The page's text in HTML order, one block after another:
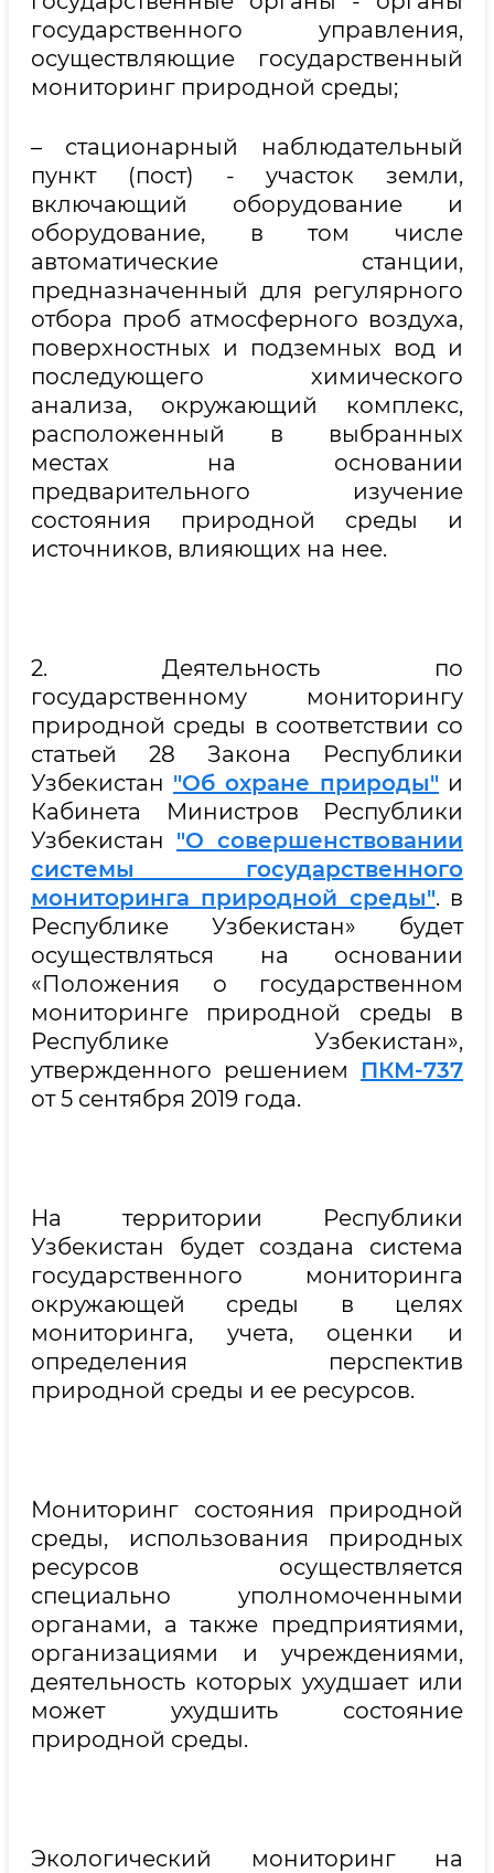
государственного управления,
осуществляющие государственный
мониторинг природной среды;
– стационарный наблюдательный
пункт (пост) - участок земли,
включающий оборудование и
оборудование, в том числе
автоматические станции,
предназначенный для регулярного
отбора проб атмосферного воздуха,
поверхностных и подземных вод и
последующего химического
анализа, окружающий комплекс,
расположенный в выбранных
местах на основании
предварительного изучение
состояния природной среды и
источников, влияющих на нее.
2. Деятельность по
государственному мониторингу
природной среды в соответствии со
статьей 28 Закона Республики
Узбекистан "Об охране природы" и
Кабинета Министров Республики
Узбекистан "О совершенствовании
системы государственного
мониторинга природной среды". в
Республике Узбекистан» будет
осуществляться на основании
«Положения о государственном
мониторинге природной среды в
Республике Узбекистан»,
утвержденного решением ПКМ-737
от 5 сентября 2019 года.
На территории Республики
Узбекистан будет создана система
государственного мониторинга
окружающей среды в целях
мониторинга, учета, оценки и
определения перспектив
природной среды и ее ресурсов.
Мониторинг состояния природной
среды, использования природных
ресурсов осуществляется
специально уполномоченными
органами, а также предприятиями,
организациями и учреждениями,
деятельность которых ухудшает или
может ухудшить состояние
природной среды.
Экологический мониторинг на